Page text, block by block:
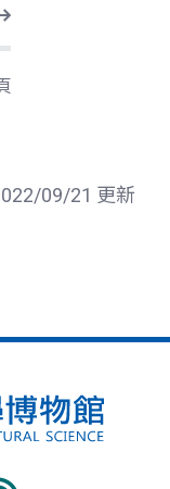
09/21 更新